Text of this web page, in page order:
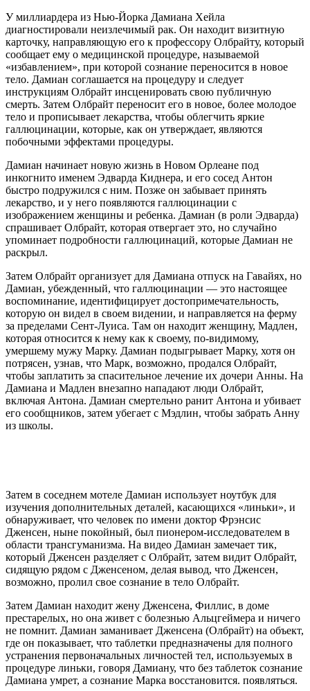
У миллиардера из Нью-Йорка Дамиана Хейла
диагностировали неизлечимый рак. Он находит визитную
карточку, направляющую его к профессору Олбрайту, который
сообщает ему о медицинской процедуре, называемой
«избавлением», при которой сознание переносится в новое
тело. Дамиан соглашается на процедуру и следует
инструкциям Олбрайт инсценировать свою публичную
смерть. Затем Олбрайт переносит его в новое, более молодое
тело и прописывает лекарства, чтобы облегчить яркие
галлюцинации, которые, как он утверждает, являются
побочными эффектами процедуры.
Дамиан начинает новую жизнь в Новом Орлеане под
инкогнито именем Эдварда Киднера, и его сосед Антон
быстро подружился с ним. Позже он забывает принять
лекарство, и у него появляются галлюцинации с
изображением женщины и ребенка. Дамиан (в роли Эдварда)
спрашивает Олбрайт, которая отвергает это, но случайно
упоминает подробности галлюцинаций, которые Дамиан не
раскрыл.
Затем Олбрайт организует для Дамиана отпуск на Гавайях, но
Дамиан, убежденный, что галлюцинации — это настоящее
воспоминание, идентифицирует достопримечательность,
которую он видел в своем видении, и направляется на ферму
за пределами Сент-Луиса. Там он находит женщину, Мадлен,
которая относится к нему как к своему, по-видимому,
умершему мужу Марку. Дамиан подыгрывает Марку, хотя он
потрясен, узнав, что Марк, возможно, продался Олбрайт,
чтобы заплатить за спасительное лечение их дочери Анны. На
Дамиана и Мадлен внезапно нападают люди Олбрайт,
включая Антона. Дамиан смертельно ранит Антона и убивает
его сообщников, затем убегает с Мэдлин, чтобы забрать Анну
из школы.
Затем в соседнем мотеле Дамиан использует ноутбук для
изучения дополнительных деталей, касающихся «линьки», и
обнаруживает, что человек по имени доктор Фрэнсис
Дженсен, ныне покойный, был пионером-исследователем в
области трансгуманизма. На видео Дамиан замечает тик,
который Дженсен разделяет с Олбрайт, затем видит Олбрайт,
сидящую рядом с Дженсеном, делая вывод, что Дженсен,
возможно, пролил свое сознание в тело Олбрайт.
Затем Дамиан находит жену Дженсена, Филлис, в доме
престарелых, но она живет с болезнью Альцгеймера и ничего
не помнит. Дамиан заманивает Дженсена (Олбрайт) на объект,
где он показывает, что таблетки предназначены для полного
устранения первоначальных личностей тел, используемых в
процедуре линьки, говоря Дамиану, что без таблеток сознание
Дамиана умрет, а сознание Марка восстановится. появляться.